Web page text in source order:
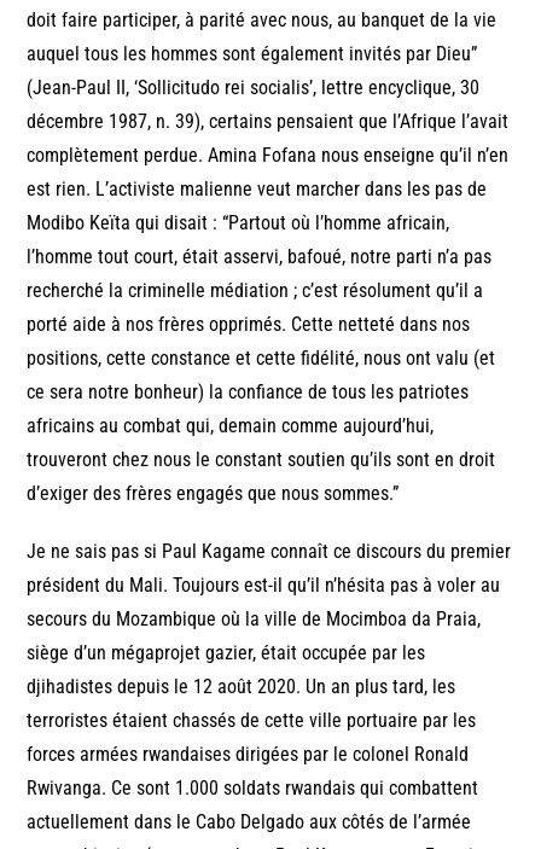
doit faire participer, à parité avec nous, au banquet de la vie
auquel tous les hommes sont également invités par Dieu”
(Jean-Paul II, ‘Sollicitudo rei socialis’, lettre encyclique, 30
décembre 1987, n. 39), certains pensaient que l’Afrique l’avait
complètement perdue. Amina Fofana nous enseigne qu’il n’en
est rien. L’activiste malienne veut marcher dans les pas de
Modibo Keïta qui disait : “Partout où l’homme africain,
l’homme tout court, était asservi, bafoué, notre parti n’a pas
recherché la criminelle médiation ; c’est résolument qu’il a
porté aide à nos frères opprimés. Cette netteté dans nos
positions, cette constance et cette fidélité, nous ont valu (et
ce sera notre bonheur) la confiance de tous les patriotes
africains au combat qui, demain comme aujourd’hui,
trouveront chez nous le constant soutien qu’ils sont en droit
d’exiger des frères engagés que nous sommes.”
Je ne sais pas si Paul Kagame connaît ce discours du premier
président du Mali. Toujours est-il qu’il n’hésita pas à voler au
secours du Mozambique où la ville de Mocimboa da Praia,
siège d’un mégaprojet gazier, était occupée par les
djihadistes depuis le 12 août 2020. Un an plus tard, les
terroristes étaient chassés de cette ville portuaire par les
forces armées rwandaises dirigées par le colonel Ronald
Rwivanga. Ce sont 1.000 soldats rwandais qui combattent
actuellement dans le Cabo Delgado aux côtés de l’armée